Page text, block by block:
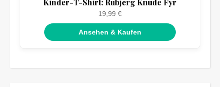
19,99 €
Ansehen & Kaufen